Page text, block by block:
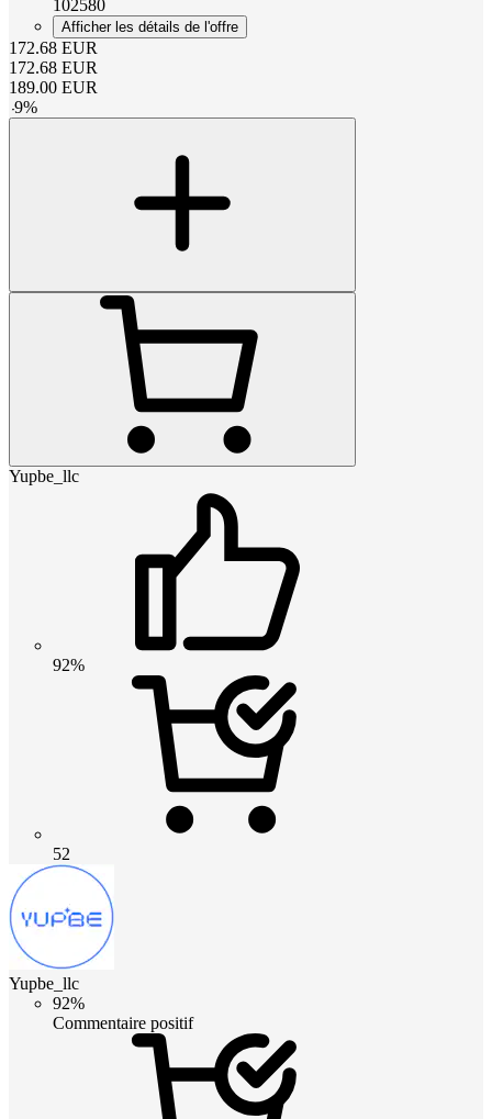
102580
Afficher les détails de l'offre
172.68 EUR
172.68 EUR
189.00 EUR
-9%
Yupbe_llc
92%
52
Yupbe_llc
92%
Commentaire positif